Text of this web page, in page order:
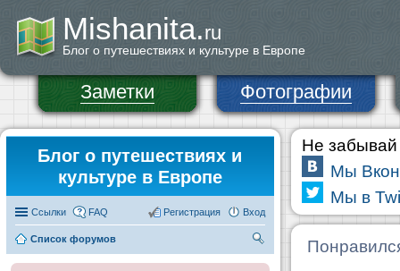
Mishanita.ru
Блог о путешествиях и культуре в Европе
Заметки Фотографии
Блог о путешествиях и
культуре в Европе
Ссылки FAQ Вход
Регистрация
Список форумов
Не забывай
Мы
Мы в